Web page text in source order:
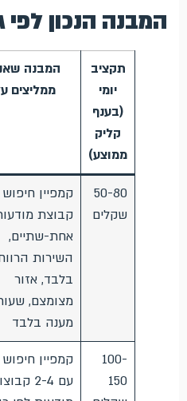
המבנה הנכון
תקציב
יומי
(בענף
קליק
ממוצע)
המבנה
ממליצים
50-80
שקלים
קמפיין
קבוצת
אחת-שתיים,
השירות
בלבד, אזור
מצומצם,
מענה בלבד
100-
150
קמפיין
עם 2-4